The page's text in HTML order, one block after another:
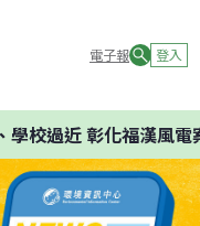
電子報 登入
校過近 彰化福漢風電